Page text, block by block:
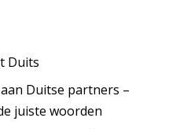
Duits
Duitse partners –
juiste woorden